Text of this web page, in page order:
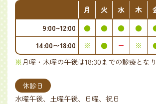
月 火 水 木
9:00~12:00
● ● ● ●
14:00〜18:00
※ ● ー ※
※月曜・木曜の午後は18:30までの診療となり
休診日
水曜午後、土曜午後、日曜、祝日